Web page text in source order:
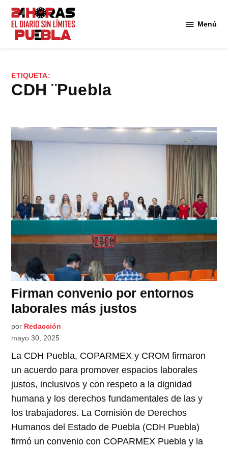
Saltar
contenido
Menú
ETIQUETA:
CDH ¨Puebla
Firman convenio por entornos
laborales más justos
por Redacción
mayo 30, 2025
La CDH Puebla, COPARMEX y CROM firmaron
un acuerdo para promover espacios laborales
justos, inclusivos y con respeto a la dignidad
humana y los derechos fundamentales de las y
los trabajadores. La Comisión de Derechos
Humanos del Estado de Puebla (CDH Puebla)
firmó un convenio con COPARMEX Puebla y la